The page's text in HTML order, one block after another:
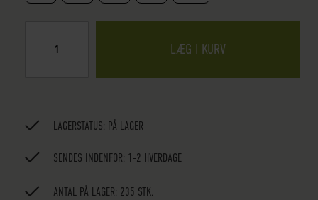
LÆG I KURV
LAGERSTATUS: PÅ LAGER
SENDES INDENFOR: 1-2 HVERDAGE
ANTAL PÅ LAGER: 235 STK.